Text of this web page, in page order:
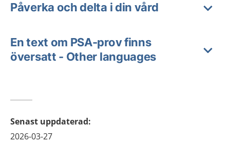
Påverka och delta i din vård
En text om PSA-prov finns
översatt - Other languages
Senast uppdaterad:
2026-03-27